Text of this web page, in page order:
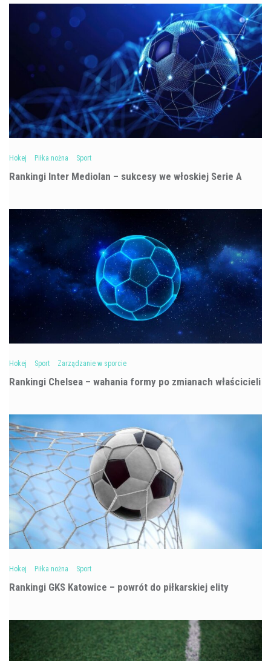
Hokej Piłka nożna Sport
Rankingi Inter Mediolan – sukcesy we włoskiej Serie A
Hokej Sport Zarządzanie w sporcie
Rankingi Chelsea – wahania formy po zmianach właścicieli
Hokej Piłka nożna Sport
Rankingi GKS Katowice – powrót do piłkarskiej elity